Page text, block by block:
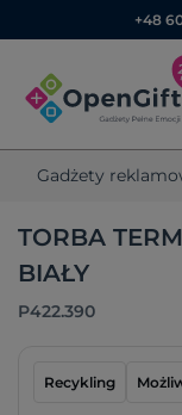
+48
Gadżety
TORBA
BIAŁY
P422.390
Recykling